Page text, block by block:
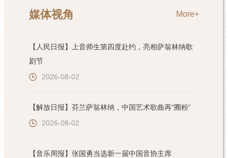
媒体视角 More+
【人民日报】上音师生第四度赴约，亮相萨翁林纳歌
剧节
2026-08-02
【解放日报】芬兰萨翁林纳，中国艺术歌曲再“圈粉”
2026-08-02
【音乐周报】张国勇当选新一届中国音协主席